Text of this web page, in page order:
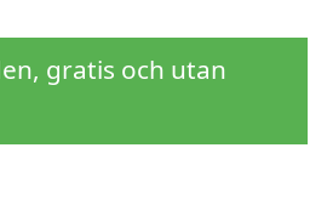
gratis och utan